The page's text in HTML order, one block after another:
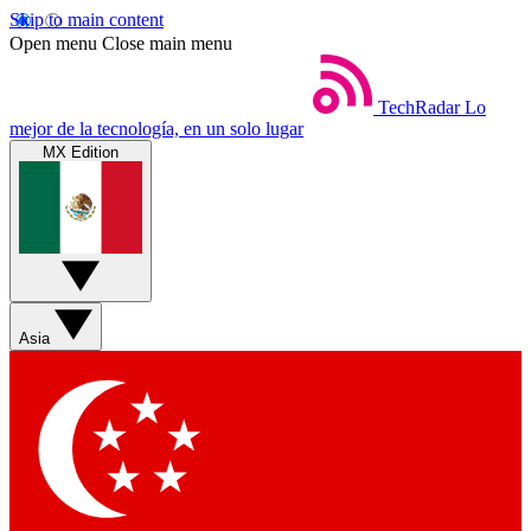
Skip to main content
Open menu Close main menu
TechRadar Lo
mejor de la tecnología, en un solo lugar
MX Edition
Asia